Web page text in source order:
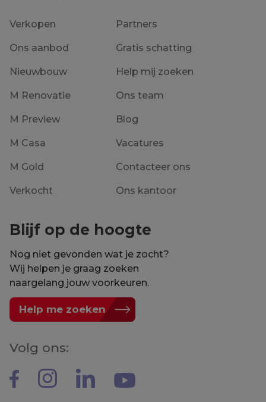
Verkopen
Ons aanbod
Nieuwbouw
M Renovatie
M Preview
M Casa
M Gold
Verkocht
Partners
Gratis schatting
Help mij zoeken
Ons team
Blog
Vacatures
Contacteer ons
Ons kantoor
Blijf op de hoogte
Nog niet gevonden wat je zocht?
Wij helpen je graag zoeken
naargelang jouw voorkeuren.
Help me zoeken
Volg ons: